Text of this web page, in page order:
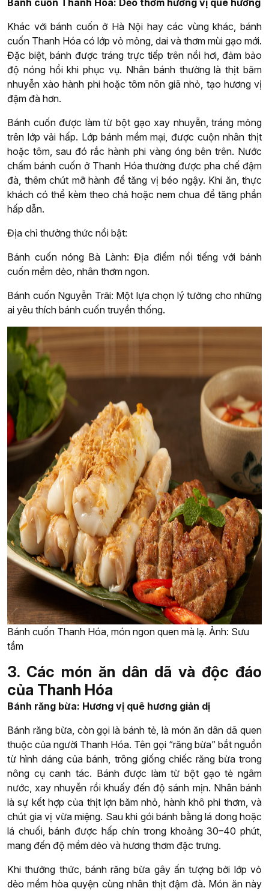
Bánh cuốn Thanh Hóa: Dẻo thơm hương vị quê hương
Khác với bánh cuốn ở Hà Nội hay các vùng khác, bánh
cuốn Thanh Hóa có lớp vỏ mỏng, dai và thơm mùi gạo mới.
Đặc biệt, bánh được tráng trực tiếp trên nồi hơi, đảm bảo
độ nóng hổi khi phục vụ. Nhân bánh thường là thịt băm
nhuyễn xào hành phi hoặc tôm nõn giã nhỏ, tạo hương vị
đậm đà hơn.
Bánh cuốn được làm từ bột gạo xay nhuyễn, tráng mỏng
trên lớp vải hấp. Lớp bánh mềm mại, được cuộn nhân thịt
hoặc tôm, sau đó rắc hành phi vàng óng bên trên. Nước
chấm bánh cuốn ở Thanh Hóa thường được pha chế đậm
đà, thêm chút mỡ hành để tăng vị béo ngậy. Khi ăn, thực
khách có thể kèm theo chả hoặc nem chua để tăng phần
hấp dẫn.
Địa chỉ thưởng thức nổi bật:
Bánh cuốn nóng Bà Lành: Địa điểm nổi tiếng với bánh
cuốn mềm dẻo, nhân thơm ngon.
Bánh cuốn Nguyễn Trãi: Một lựa chọn lý tưởng cho những
ai yêu thích bánh cuốn truyền thống.
Bánh cuốn Thanh Hóa, món ngon quen mà lạ. Ảnh: Sưu
tầm
3. Các món ăn dân dã và độc đáo
của Thanh Hóa
Bánh răng bừa: Hương vị quê hương giản dị
Bánh răng bừa, còn gọi là bánh tẻ, là món ăn dân dã quen
thuộc của người Thanh Hóa. Tên gọi “răng bừa” bắt nguồn
từ hình dáng của bánh, trông giống chiếc răng bừa trong
nông cụ canh tác. Bánh được làm từ bột gạo tẻ ngâm
nước, xay nhuyễn rồi khuấy đến độ sánh mịn. Nhân bánh
là sự kết hợp của thịt lợn băm nhỏ, hành khô phi thơm, và
chút gia vị vừa miệng. Sau khi gói bánh bằng lá dong hoặc
lá chuối, bánh được hấp chín trong khoảng 30–40 phút,
mang đến độ mềm dẻo và hương thơm đặc trưng.
Khi thưởng thức, bánh răng bừa gây ấn tượng bởi lớp vỏ
dẻo mềm hòa quyện cùng nhân thịt đậm đà. Món ăn này